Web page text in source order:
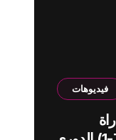
فيديوهات